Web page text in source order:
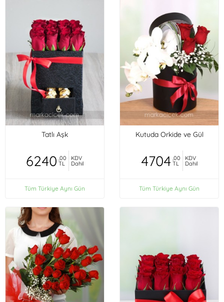
Tatlı Aşk
6240 ,00
TL
KDV
Dahil
Tüm Türkiye Aynı Gün
Kutuda Orkide ve Gül
4704 ,00
TL
KDV
Dahil
Tüm Türkiye Aynı Gün